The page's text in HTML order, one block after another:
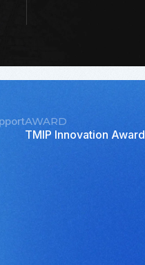
AWARD
TMIP Innovation Award